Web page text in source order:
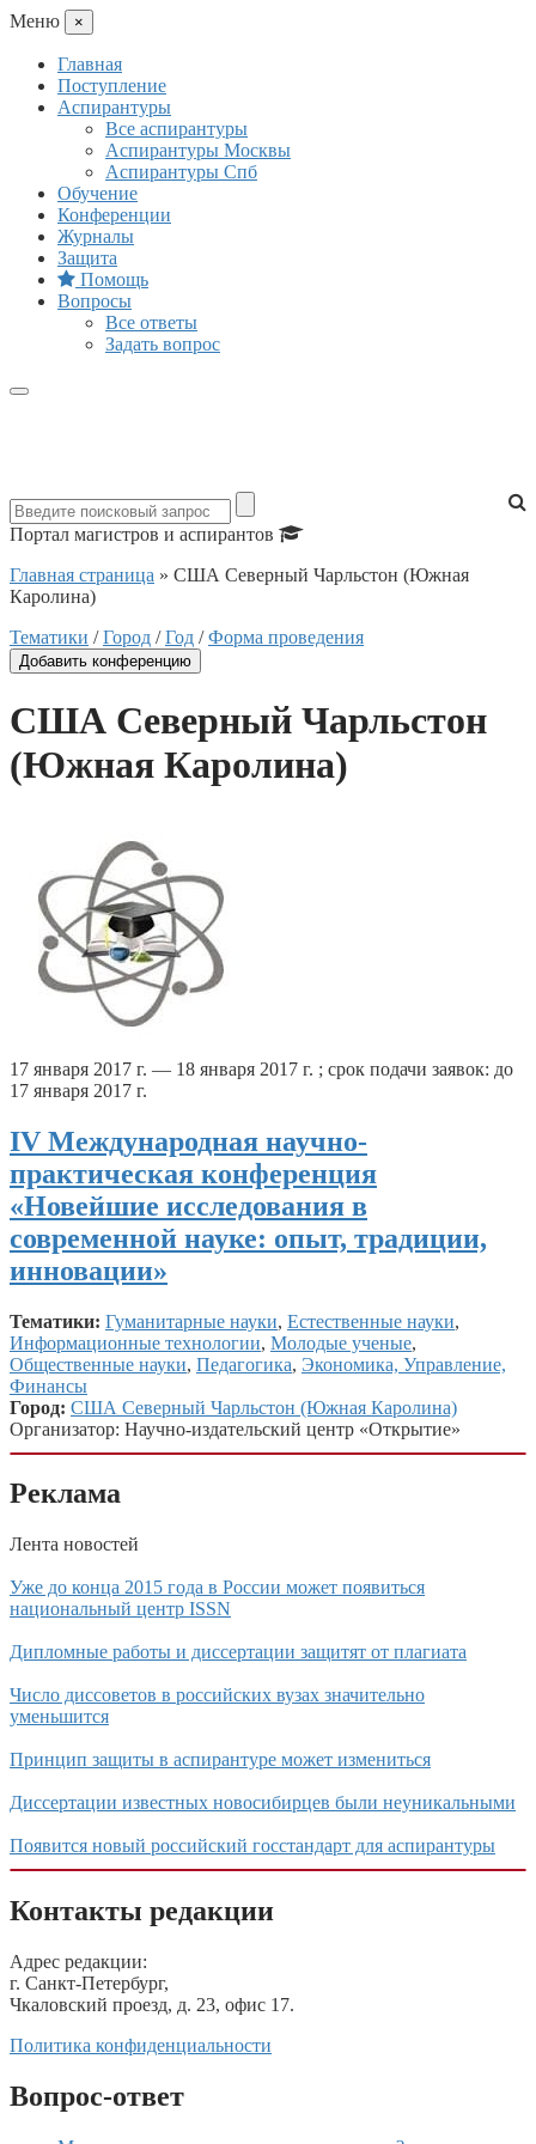
Mеню ×
Главная
Поступление
Аспирантуры
Все аспирантуры
Аспирантуры Москвы
Аспирантуры Спб
Обучение
Конференции
Журналы
Защита
Помощь
Вопросы
Все ответы
Задать вопрос
Портал магистров и аспирантов
Главная страница » США Северный Чарльстон (Южная
Каролина)
Тематики /Город /Год /Форма проведения
Добавить конференцию
США Северный Чарльстон
(Южная Каролина)
17 января 2017 г. — 18 января 2017 г. ; срок подачи заявок: до
17 января 2017 г.
IV Международная научно-
практическая конференция
«Новейшие исследования в
современной науке: опыт, традиции,
инновации»
Тематики: Гуманитарные науки, Естественные науки,
Информационные технологии, Молодые ученые,
Общественные науки, Педагогика, Экономика, Управление,
Финансы
Город: США Северный Чарльстон (Южная Каролина)
Организатор: Научно-издательский центр «Открытие»
Реклама
Лента новостей
Уже до конца 2015 года в России может появиться
национальный центр ISSN
Дипломные работы и диссертации защитят от плагиата
Число диссоветов в российских вузах значительно
уменьшится
Принцип защиты в аспирантуре может измениться
Диссертации известных новосибирцев были неуникальными
Появится новый российский госстандарт для аспирантуры
Контакты редакции
Адрес редакции:
г. Санкт-Петербург,
Чкаловский проезд, д. 23, офис 17.
Политика конфиденциальности
Вопрос-ответ